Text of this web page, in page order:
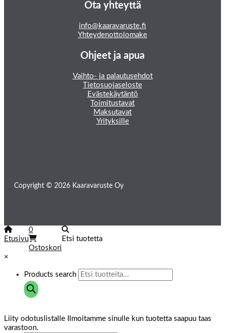
Ota yhteyttä
info@kaaravaruste.fi
Yhteydenottolomake
Ohjeet ja apua
Vaihto- ja palautusehdot
Tietosuojaseloste
Evästekäytäntö
Toimitustavat
Maksutavat
Yrityksille
Copyright © 2026 Kaaravaruste Oy
Etusivu
0
Ostoskori
Etsi tuotetta
×
Products search
Liity odotuslistalle
Ilmoitamme sinulle kun tuotetta saapuu taas
varastoon.